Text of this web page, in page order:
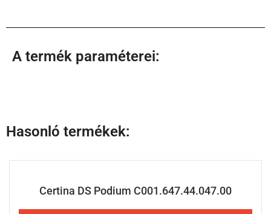
A termék paraméterei:
Hasonló termékek:
Certina DS Podium C001.647.44.047.00